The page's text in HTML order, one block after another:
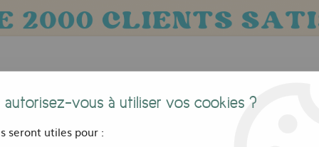
autorisez-vous à utiliser vos cookies ?
seront utiles pour :